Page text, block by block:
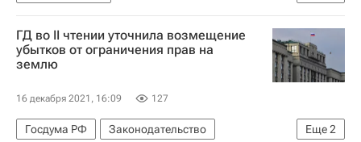
Министерство строительства и жилищно-коммунального хозяйства РФ (Минстрой России)
Никита Стасишин
Девелоперы
Жилье
Россия
ГД во II чтении уточнила возмещение
убытков от ограничения прав на
землю
16 декабря 2021, 16:09 127
Еще2
Госдума РФ
Законодательство